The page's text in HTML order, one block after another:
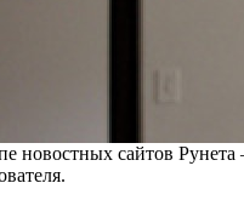
новостных сайтов Рунета